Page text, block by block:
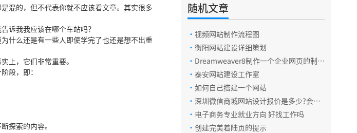
混的，但不代表你就不应该看文章。其实很多
诉我我应该在哪个车站吗？
什么还是有一些人即使学完了也还是想不出重
上，它们非常重要。
段，即：
探索的内容。
随机文章
· 视频网站制作流程图
· 衡阳网站建设详细策划
· Dreamweaver8制作一个企业网页的制作
过程
· 泰安网站建设工作室
· 如何自己搭建一个网站
· 深圳微信商城网站设计报价是多少?会受
什么影响
· 电子商务专业就业方向 好找工作吗
· 创建完美着陆页的提示